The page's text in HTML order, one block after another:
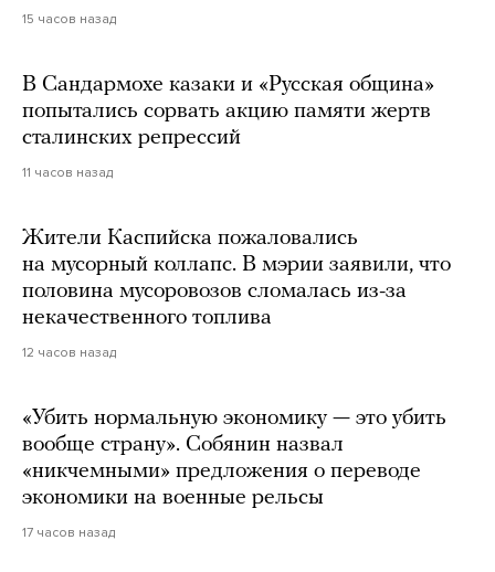
15 часов назад
В Сандармохе казаки и «Русская община»
попытались сорвать акцию памяти жертв
сталинских репрессий
11 часов назад
Жители Каспийска пожаловались
на мусорный коллапс. В мэрии заявили, что
половина мусоровозов сломалась из-за
некачественного топлива
12 часов назад
«Убить нормальную экономику — это убить
вообще страну». Собянин назвал
«никчемными» предложения о переводе
экономики на военные рельсы
17 часов назад